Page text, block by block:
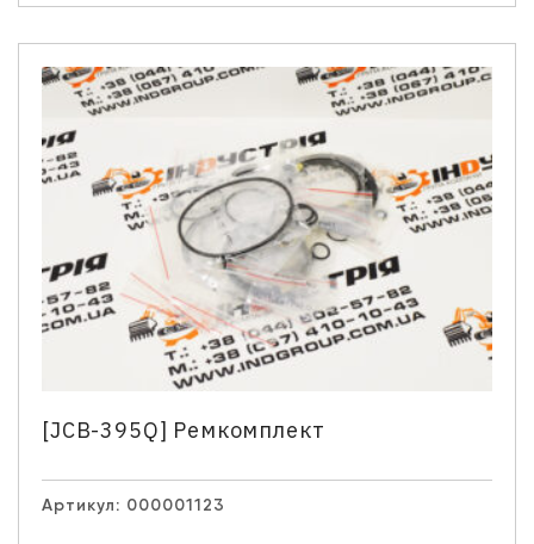
[JCB-395Q] Ремкомплект
Артикул: 000001123